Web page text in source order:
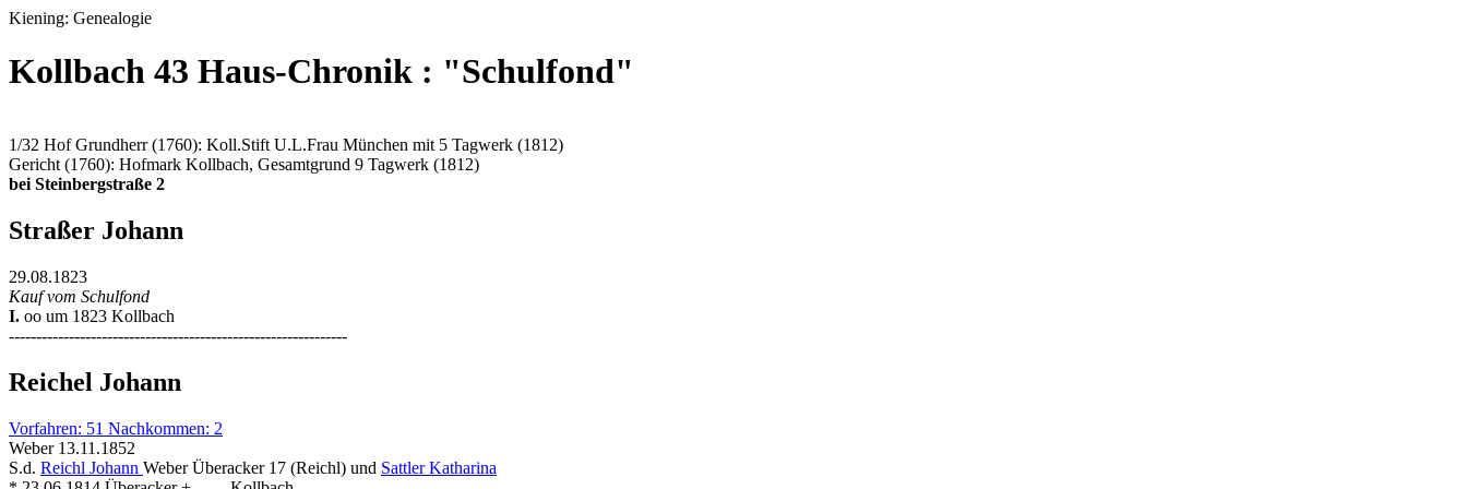
Kiening: Genealogie
Kollbach 43 Haus-Chronik : "Schulfond"
1/32 Hof Grundherr (1760): Koll.Stift U.L.Frau München mit 5 Tagwerk (1812)
Gericht (1760): Hofmark Kollbach, Gesamtgrund 9 Tagwerk (1812)
bei Steinbergstraße 2
Straßer Johann
29.08.1823
Kauf vom Schulfond
I. oo um 1823 Kollbach
--------------------------------------------------------------
Reichel Johann
Vorfahren: 51 Nachkommen: 2
Weber 13.11.1852
S.d. Reichl Johann Weber Überacker 17 (Reichl) und Sattler Katharina